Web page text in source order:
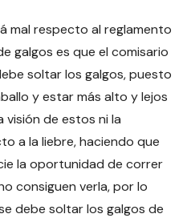
mal respecto al reglamento
galgos es que el comisario
soltar los galgos, puesto
y estar más alto y lejos
de estos ni la
a la liebre, haciendo que
la oportunidad de correr
consiguen verla, por lo
debe soltar los galgos de